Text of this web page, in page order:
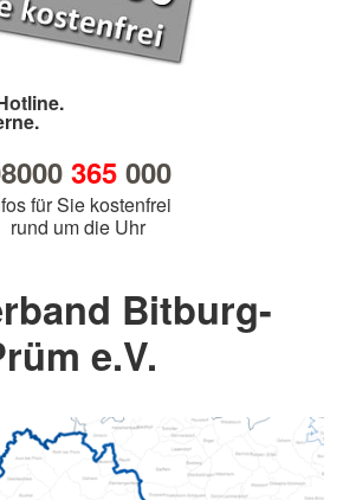
365000
für Sie kostenfrei
rund um die Uhr
Bitburg-
e.V.